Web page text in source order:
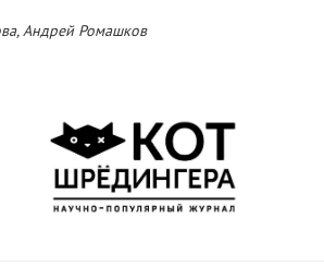
Андрей Ромашков